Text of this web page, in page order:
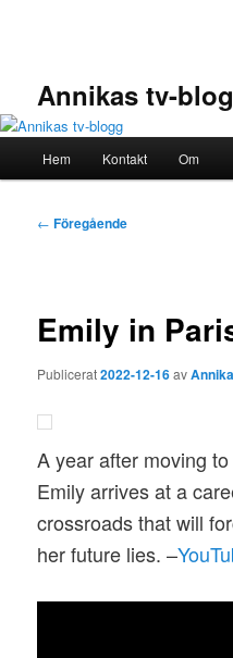
Annikas tv-
Hem Kontakt Om
Inläggsnavigering
← Föregående
Emily in
Publicerat2022-12-16avAnnika
A year after moving
Emily arrives at a
crossroads that will
her future lies. –